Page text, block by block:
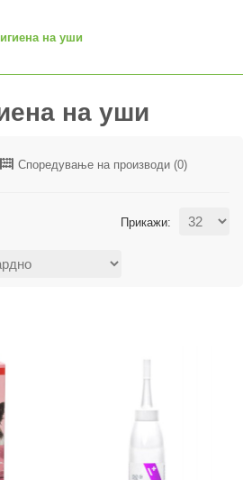
на уши
на уши
Споредување на производи (0)
Прикажи: